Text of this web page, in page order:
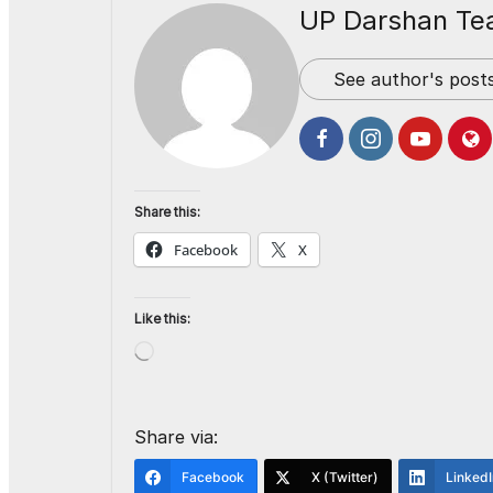
UP Darshan
See author's
Share this:
Facebook X
Like this:
Share via:
Facebook X (Twitter)